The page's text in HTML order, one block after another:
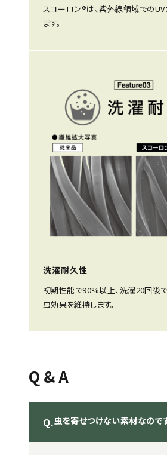
スコーロン®は、紫外線領域でのUV
ます。
洗濯耐久性
初期性能で90%以上、洗濯20回後
虫効果を維持します。
Q&A
Q.虫を寄せつけない素材なので